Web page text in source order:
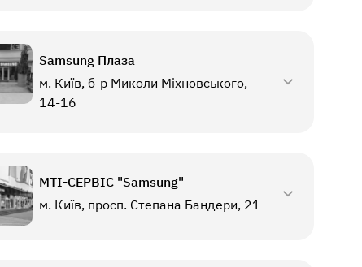
Samsung Плаза
м. Київ, б-р Миколи Міхновського,
14-16
МТI-СЕРВІС "Samsung"
м. Київ, просп. Степана Бандери, 21